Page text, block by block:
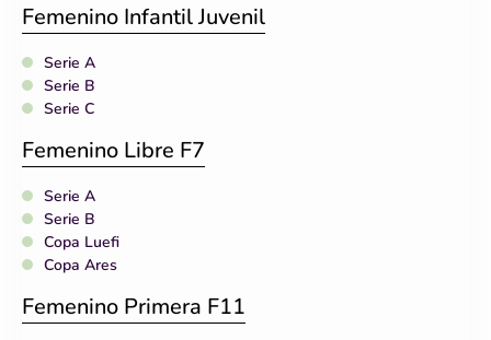
Femenino Infantil Juvenil
Serie A
Serie B
Serie C
Femenino Libre F7
Serie A
Serie B
Copa Luefi
Copa Ares
Femenino Primera F11